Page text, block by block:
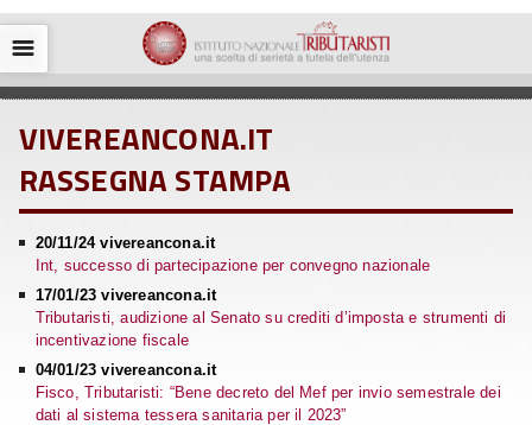
☰
VIVEREANCONA.IT
RASSEGNA STAMPA
20/11/24 vivereancona.it
Int, successo di partecipazione per convegno nazionale
17/01/23 vivereancona.it
Tributaristi, audizione al Senato su crediti d’imposta e strumenti di
incentivazione fiscale
04/01/23 vivereancona.it
Fisco, Tributaristi: “Bene decreto del Mef per invio semestrale dei
dati al sistema tessera sanitaria per il 2023”